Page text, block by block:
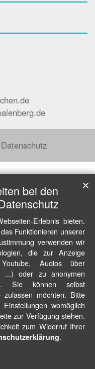
Datenschutz
bei den
Erlebnis bieten.
Funktionieren unserer
verwenden wir
die zur Anzeige
Audios über
...) oder zu anonymen
Sie können selbst
zulassen möchten. Bitte
womöglich
zur Verfügung stehen.
zum Widerruf Ihrer
.
✕